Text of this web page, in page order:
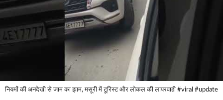
नियमों की अनदेखी से जाम का झाम, मसूरी में टूरिस्ट और लोकल की लापरवाही #viral #update